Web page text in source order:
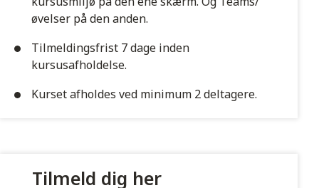
øvelser på den anden.
Tilmeldingsfrist 7 dage inden
kursusafholdelse.
Kurset afholdes ved minimum 2 deltagere.
Tilmeld dig her